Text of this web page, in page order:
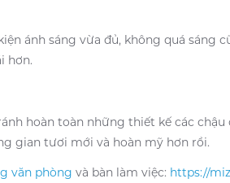
ánh sáng vừa đủ, không quá sáng
hơn.
hoàn toàn những thiết kế các chậu
gian tươi mới và hoàn mỹ hơn rồi.
văn phòng và bàn làm việc: https://